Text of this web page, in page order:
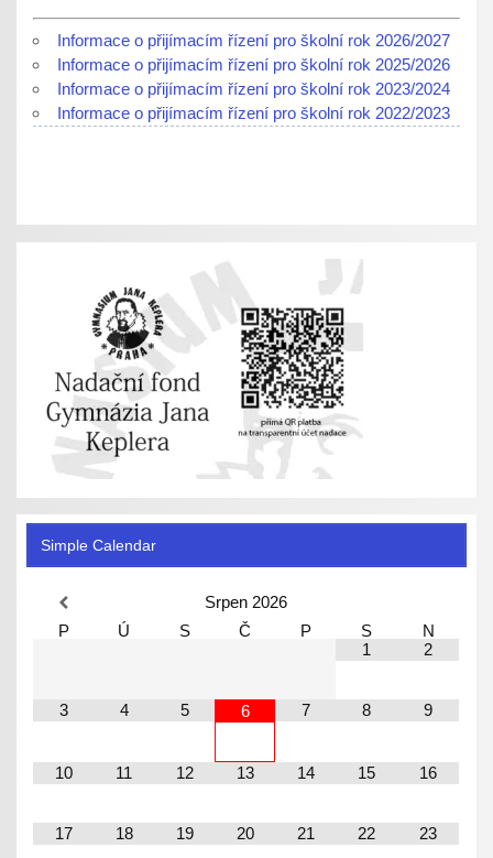
Informace o přijímacím řízení pro školní rok 2026/2027
Informace o přijímacím řízení pro školní rok 2025/2026
Informace o přijímacím řízení pro školní rok 2023/2024
Informace o přijímacím řízení pro školní rok 2022/2023
Simple Calendar
Srpen 2026
P
Ú S Č P S
N
1
2
3 4 5 6 7 8 9
10 11 12 13 14 15 16
17 18 19 20 21 22 23